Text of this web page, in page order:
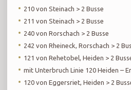
210 von Steinach > 2 Busse
211 von Steinach > 2 Busse
240 von Rorschach > 2 Busse
242 von Rheineck, Rorschach > 2
121 von Rehetobel, Heiden > 2
mit Unterbruch Linie 120 Heiden –
120 von Eggersriet, Heiden > 2